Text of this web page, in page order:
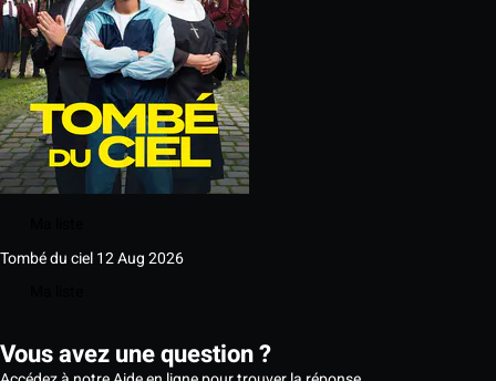
Tombé du ciel12 Aug 2026
Vous avez une question ?